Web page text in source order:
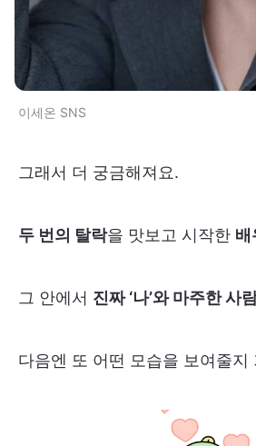
이세온 SNS
그래서 더 궁금해져요.
두 번의 탈락을 맛보고 시작한 배
그 안에서 진짜 ‘나’와 마주한 사
다음엔 또 어떤 모습을 보여줄지